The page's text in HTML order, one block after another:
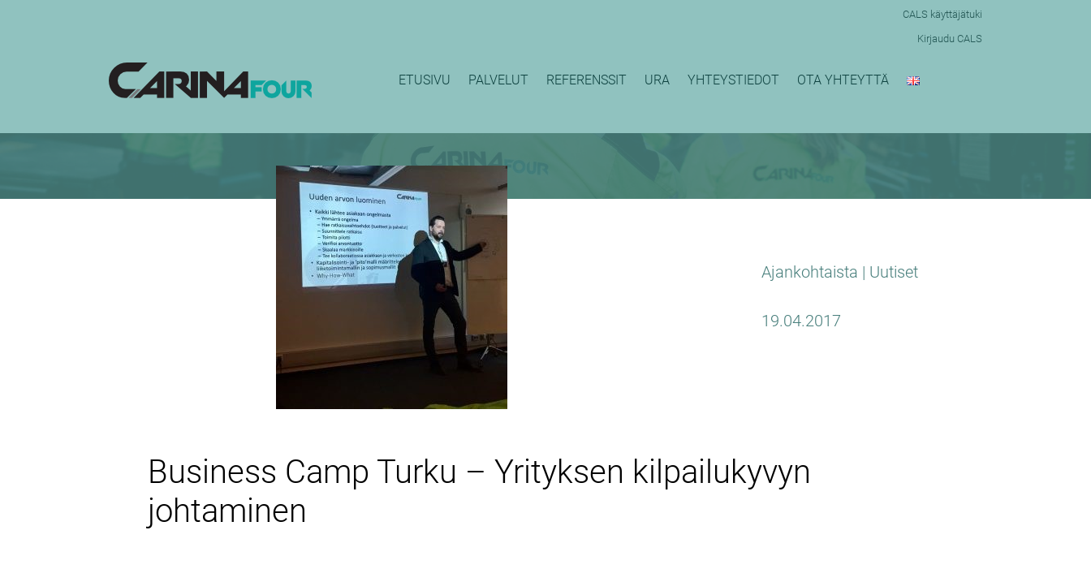
CALS käyttäjätuki
Kirjaudu CALS
ETUSIVU PALVELUT REFERENSSIT URA YHTEYSTIEDOT OTA YHTEYTTÄ
Ajankohtaista | Uutiset
19.04.2017
Business Camp Turku – Yrityksen kilpailukyvyn
johtaminen